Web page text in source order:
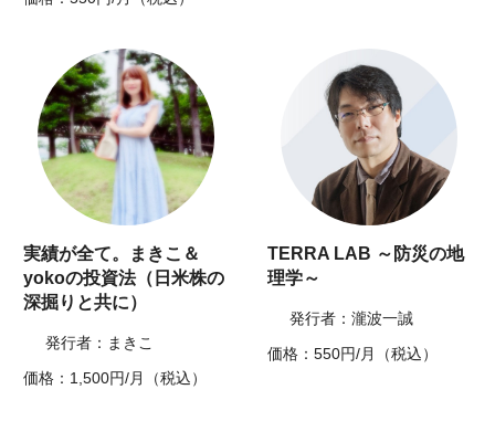
実績が全て。まきこ＆
yokoの投資法（日米株の
深掘りと共に）
発行者：まきこ
価格：1,500円/月（税込）
TERRA LAB ～防災の地
理学～
発行者：瀧波一誠
価格：550円/月（税込）